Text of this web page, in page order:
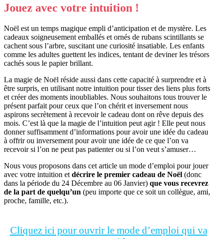
Jouez avec votre intuition !
Noël est un temps magique empli d’anticipation et de mystère. Les
cadeaux soigneusement emballés et ornés de rubans scintillants se
cachent sous l’arbre, suscitant une curiosité insatiable. Les enfants
comme les adultes guettent les indices, tentant de deviner les trésors
cachés sous le papier brillant.
La magie de Noël réside aussi dans cette capacité à surprendre et à
être surpris, en utilisant notre intuition pour tisser des liens plus forts
et créer des moments inoubliables. Nous souhaitons tous trouver le
présent parfait pour ceux que l’on chérit et inversement nous
aspirons secrètement à recevoir le cadeau dont on rêve depuis des
mois. C’est là que la magie de l’intuition peut agir ! Elle peut nous
donner suffisamment d’informations pour avoir une idée du cadeau
à offrir ou inversement pour avoir une idée de ce que l’on va
recevoir si l’on ne peut pas patienter ou si l’on veut s’amuser…
Nous vous proposons dans cet article un mode d’emploi pour jouer
avec votre intuition et décrire le premier cadeau de Noël (donc
dans la période du 24 Décembre au 06 Janvier) que vous recevrez
de la part de quelqu’un (peu importe que ce soit un collègue, ami,
proche, famille, etc.).
Cliquez ici pour ouvrir le mode d’emploi qui va